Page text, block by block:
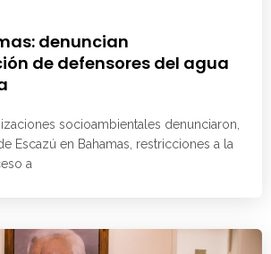
denuncian
de defensores del agua
socioambientales denunciaron,
Escazú en Bahamas, restricciones a la
a